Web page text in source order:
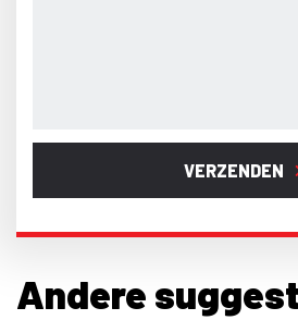
VERZENDEN
Andere